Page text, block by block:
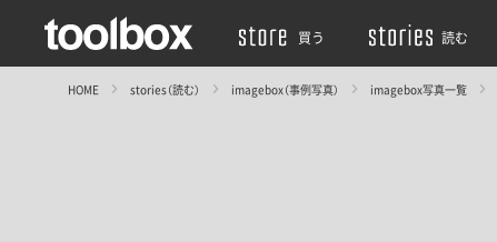
買う 読む
HOME stories（読む） imagebox（事例写真） imagebox写真一覧